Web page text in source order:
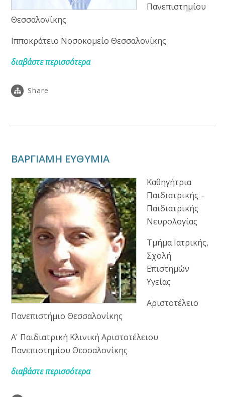
Πανεπιστημίου
Θεσσαλονίκης
Ιπποκράτειο Νοσοκομείο Θεσσαλονίκης
διαβάστε περισσότερα
Share
ΒΑΡΓΙΑΜΗ ΕΥΘΥΜΙΑ
Καθηγήτρια
Παιδιατρικής –
Παιδιατρικής
Νευρολογίας
Τμήμα Ιατρικής,
Σχολή
Επιστημών
Υγείας
Αριστοτέλειο
Πανεπιστήμιο Θεσσαλονίκης
Α' Παιδιατρική Κλινική Αριστοτέλειου
Πανεπιστημίου Θεσσαλονίκης
διαβάστε περισσότερα